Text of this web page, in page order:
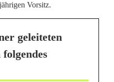
Vorsitz.
geleiteten